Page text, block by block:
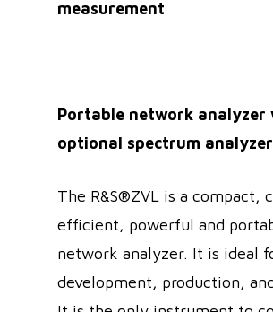
measurement
Portable network analyzer
optional spectrum
The R&S®ZVL is a compact,
efficient, powerful and
network analyzer. It is ideal
development, production,